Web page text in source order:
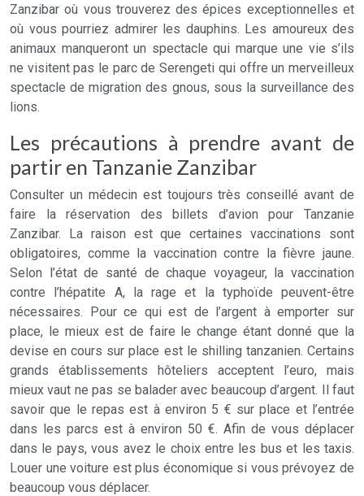
Zanzibar où vous trouverez des épices exceptionnelles et
où vous pourriez admirer les dauphins. Les amoureux des
animaux manqueront un spectacle qui marque une vie s’ils
ne visitent pas le parc de Serengeti qui offre un merveilleux
spectacle de migration des gnous, sous la surveillance des
lions.
Les précautions à prendre avant de
partir en Tanzanie Zanzibar
Consulter un médecin est toujours très conseillé avant de
faire la réservation des billets d’avion pour Tanzanie
Zanzibar. La raison est que certaines vaccinations sont
obligatoires, comme la vaccination contre la fièvre jaune.
Selon l’état de santé de chaque voyageur, la vaccination
contre l’hépatite A, la rage et la typhoïde peuvent-être
nécessaires. Pour ce qui est de l’argent à emporter sur
place, le mieux est de faire le change étant donné que la
devise en cours sur place est le shilling tanzanien. Certains
grands établissements hôteliers acceptent l’euro, mais
mieux vaut ne pas se balader avec beaucoup d’argent. Il faut
savoir que le repas est à environ 5 € sur place et l’entrée
dans les parcs est à environ 50 €. Afin de vous déplacer
dans le pays, vous avez le choix entre les bus et les taxis.
Louer une voiture est plus économique si vous prévoyez de
beaucoup vous déplacer.